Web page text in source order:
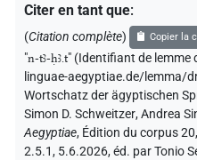
Citer en tant que:
(Citation complète) Copier la
"n-tꜣ-ḥꜣ.t" (Identifiant de
linguae-aegyptiae.de/lemma/
Wortschatz der ägyptischen
Simon D. Schweitzer,Andrea
Aegyptiae, Édition du corpus
2.5.1, 5.6.2026, éd. par Tonio